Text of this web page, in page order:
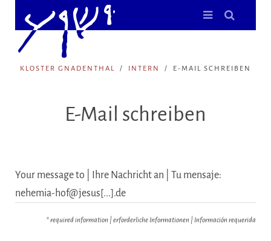
KLOSTER GNADENTHAL INTERN E-MAIL SCHREIBEN
E-Mail schreiben
Your message to | Ihre Nachricht an | Tu mensaje:
nehemia-hof@jesus[...].de
* required information | erforderliche Informationen | Información requerida